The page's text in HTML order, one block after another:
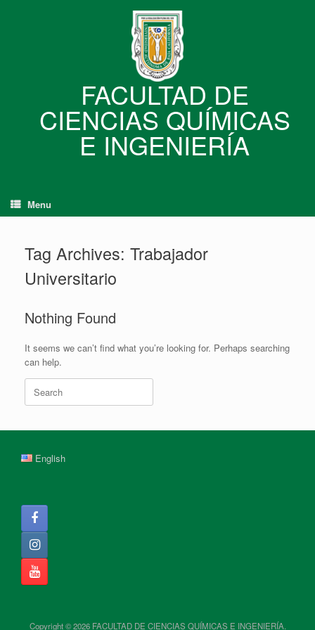
FACULTAD DE
CIENCIAS QUÍMICAS
E INGENIERÍA
Menu
Tag Archives: Trabajador
Universitario
Nothing Found
It seems we can’t find what you’re looking for. Perhaps searching
can help.
Search
for:
English
Copyright © 2026 FACULTAD DE CIENCIAS QUÍMICAS E INGENIERÍA.